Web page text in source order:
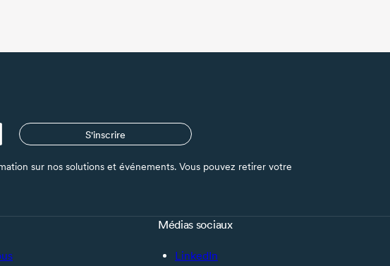
S'inscrire
sur nos solutions et événements. Vous pouvez retirer votre
Médias sociaux
LinkedIn